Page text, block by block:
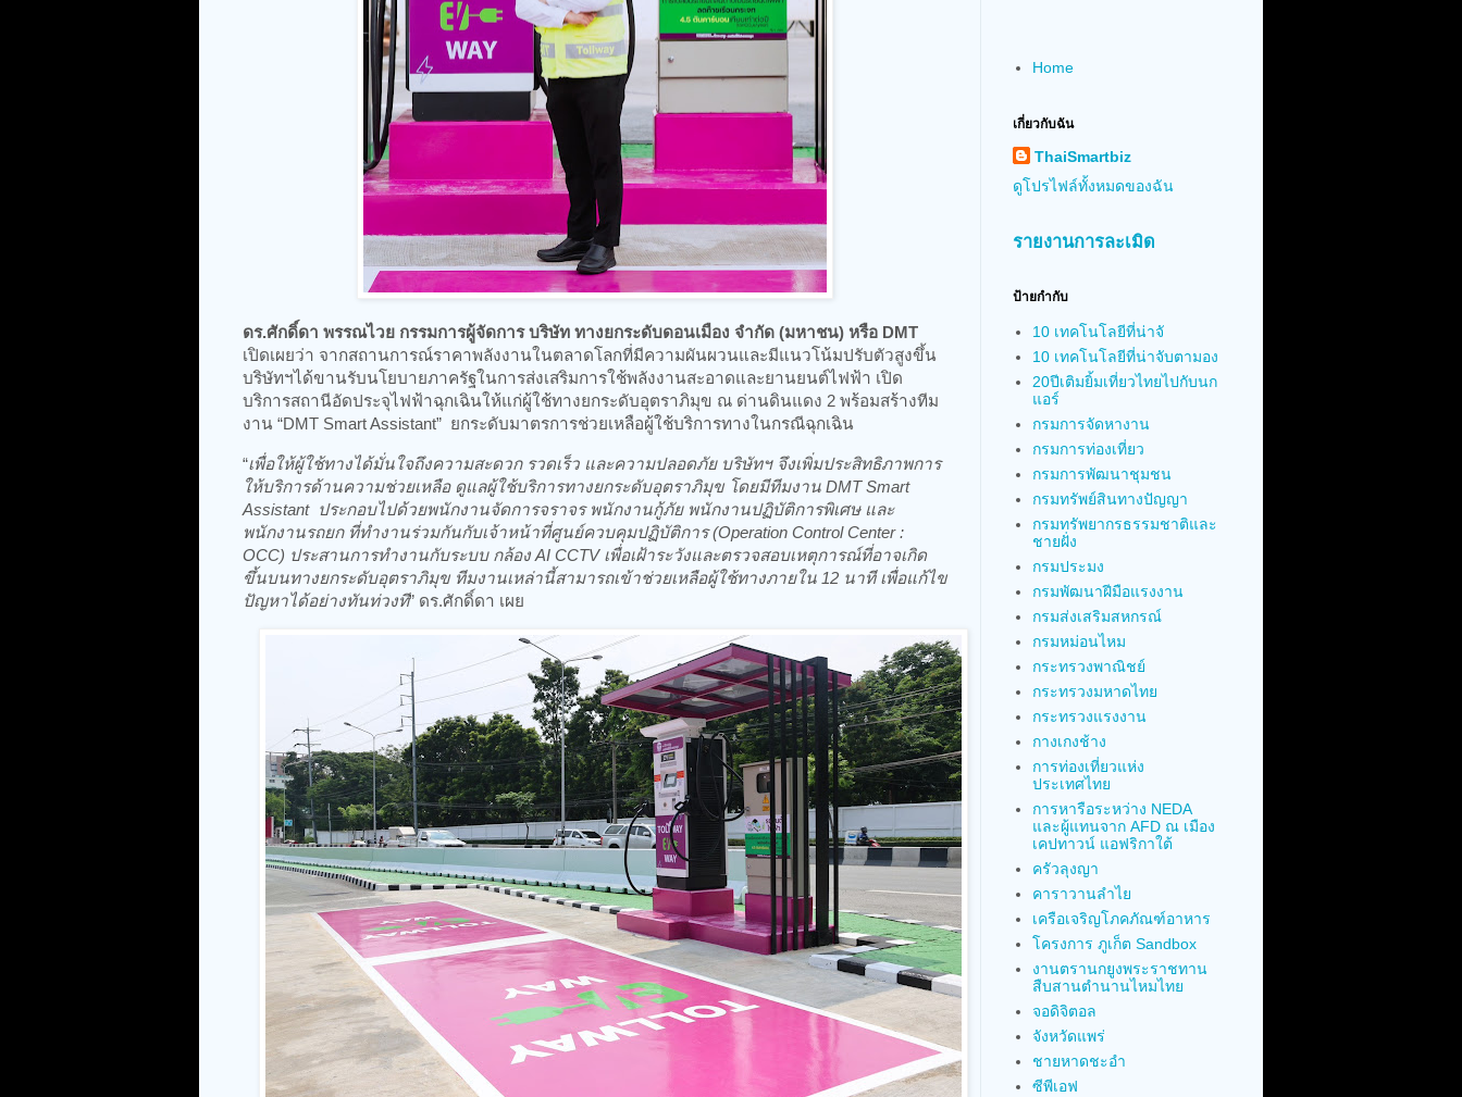
ดร.ศักดิ์ดา พรรณไวย กรรมการผู้จัดการ บริษัท ทางยกระดับดอนเมือง จำกัด (มหาชน) หรือ DMT
เปิดเผยว่า จากสถานการณ์ราคาพลังงานในตลาดโลกที่มีความผันผวนและมีแนวโน้มปรับตัวสูงขึ้น
บริษัทฯได้ขานรับนโยบายภาครัฐในการส่งเสริมการใช้พลังงานสะอาดและยานยนต์ไฟฟ้า เปิด
บริการสถานีอัดประจุไฟฟ้าฉุกเฉินให้แก่ผู้ใช้ทางยกระดับอุตราภิมุข ณ ด่านดินแดง 2 พร้อมสร้างทีม
งาน “DMT Smart Assistant” ยกระดับมาตรการช่วยเหลือผู้ใช้บริการทางในกรณีฉุกเฉิน
“เพื่อให้ผู้ใช้ทางได้มั่นใจถึงความสะดวก รวดเร็ว และความปลอดภัย บริษัทฯ จึงเพิ่มประสิทธิภาพการ
ให้บริการด้านความช่วยเหลือ ดูแลผู้ใช้บริการทางยกระดับอุตราภิมุข โดยมีทีมงาน DMT Smart
Assistant ประกอบไปด้วยพนักงานจัดการจราจร พนักงานกู้ภัย พนักงานปฏิบัติการพิเศษ และ
พนักงานรถยก ที่ทำงานร่วมกันกับเจ้าหน้าที่ศูนย์ควบคุมปฏิบัติการ (Operation Control Center :
OCC) ประสานการทำงานกับระบบ กล้อง AI CCTV เพื่อเฝ้าระวังและตรวจสอบเหตุการณ์ที่อาจเกิด
ขึ้นบนทางยกระดับอุตราภิมุข ทีมงานเหล่านี้สามารถเข้าช่วยเหลือผู้ใช้ทางภายใน 12 นาที เพื่อแก้ไข
ปัญหาได้อย่างทันท่วงที” ดร.ศักดิ์ดา เผย
Home
เกี่ยวกับฉัน
ThaiSmartbiz
ดูโปรไฟล์ทั้งหมดของฉัน
รายงานการละเมิด
ป้ายกำกับ
10 เทคโนโลยีที่น่าจั
10 เทคโนโลยีที่น่าจับตามอง
20ปีเติมยิ้มเที่ยวไทยไปกับนก
แอร์
กรมการจัดหางาน
กรมการท่องเที่ยว
กรมการพัฒนาชุมชน
กรมทรัพย์สินทางปัญญา
กรมทรัพยากรธรรมชาติและ
ชายฝั่ง
กรมประมง
กรมพัฒนาฝีมือแรงงาน
กรมส่งเสริมสหกรณ์
กรมหม่อนไหม
กระทรวงพาณิชย์
กระทรวงมหาดไทย
กระทรวงแรงงาน
กางเกงช้าง
การท่องเที่ยวแห่ง
ประเทศไทย
การหารือระหว่าง NEDA
และผู้แทนจาก AFD ณ เมือง
เคปทาวน์ แอฟริกาใต้
ครัวลุงญา
คาราวานลำไย
เครือเจริญโภคภัณฑ์อาหาร
โครงการ ภูเก็ต Sandbox
งานตรานกยูงพระราชทาน
สืบสานตำนานไหมไทย
จอดิจิตอล
จังหวัดแพร่
ชายหาดชะอำ
ซีพีเอฟ